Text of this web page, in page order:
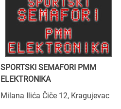
SPORTSKI SEMAFORI PMM
ELEKTRONIKA
Milana Ilića Čiče 12, Kragujevac